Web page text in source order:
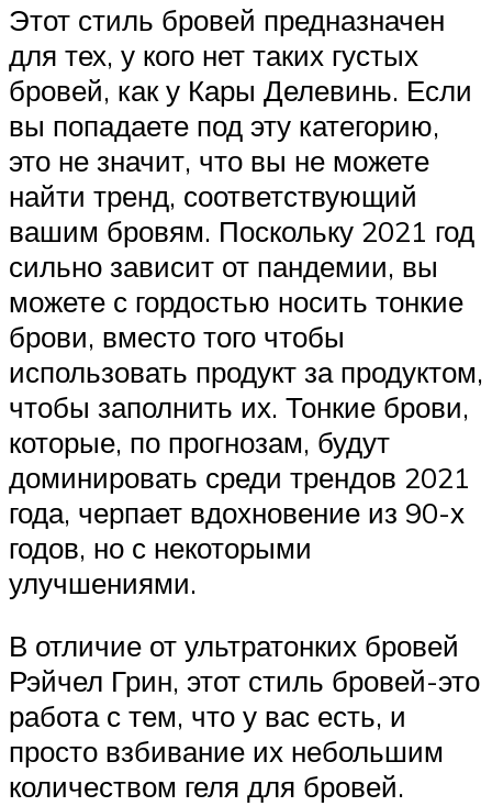
Этот стиль бровей предназначен
для тех, у кого нет таких густых
бровей, как у Кары Делевинь. Если
вы попадаете под эту категорию,
это не значит, что вы не можете
найти тренд, соответствующий
вашим бровям. Поскольку 2021 год
сильно зависит от пандемии, вы
можете с гордостью носить тонкие
брови, вместо того чтобы
использовать продукт за продуктом,
чтобы заполнить их. Тонкие брови,
которые, по прогнозам, будут
доминировать среди трендов 2021
года, черпает вдохновение из 90-х
годов, но с некоторыми
улучшениями.
В отличие от ультратонких бровей
Рэйчел Грин, этот стиль бровей-это
работа с тем, что у вас есть, и
просто взбивание их небольшим
количеством геля для бровей.